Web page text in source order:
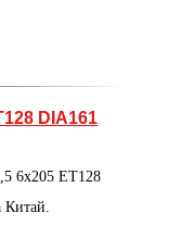
DIA161
6х205 ET128
Китай.